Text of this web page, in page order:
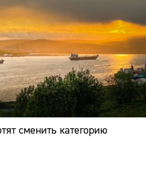
сменить категорию